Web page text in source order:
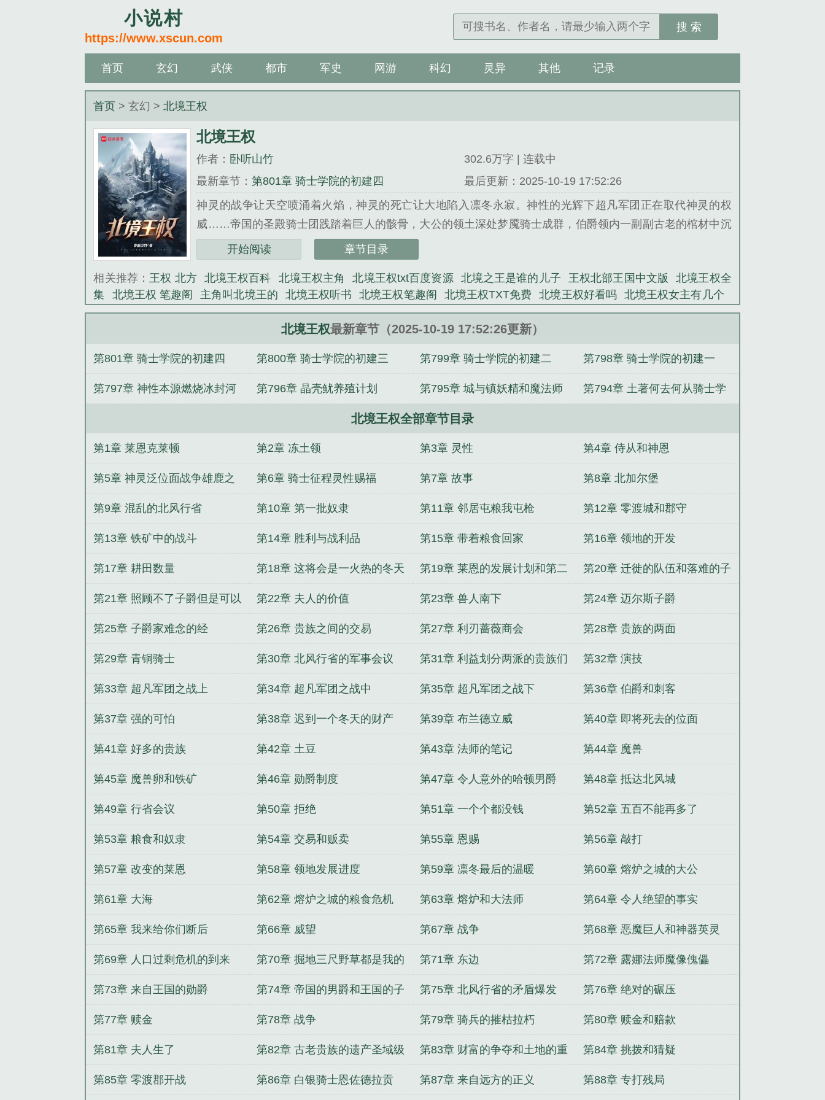
小说村
https://www.xscun.com
搜 索
首页 玄幻 武侠 都市 军史 网游 科幻 灵异 其他 记录
首页 > 玄幻 >北境王权
北境王权
作者： 卧听山竹
302.6万字 | 连载中
最新章节：第801章 骑士学院的初建四
最后更新：2025-10-19 17:52:26
神灵的战争让天空喷涌着火焰，神灵的死亡让大地陷入凛冬永寂。神性的光辉下超凡军团正在取代神灵的权
威……帝国的圣殿骑士团践踏着巨人的骸骨，大公的领土深处梦魇骑士成群，伯爵领内一副副古老的棺材中沉
睡着吸血鬼组成的军团灵性的认知中，莱恩开启了一扇扇通向异世界门户——当所有的贵族都在南方争论不
休，当无数的利益交织在南方的土地有人终于想起了从凛冬之风和飞雪覆盖的北境埋葬着数不尽的财富但是当
他前往北境的时候却发现这片冰冷的世界早已经拥有了主人他想要以自己大贵族的身份告诉那个领主的时
候……“你说你只是一个男爵？？？”他看着北境冰雪中的长城，也看着那雪原之上可怕的超凡军团无言...
开始阅读 章节目录
相关推荐：王权 北方 北境王权百科 北境王权主角 北境王权txt百度资源 北境之王是谁的儿子 王权北部王国中文版
北境王权全
集
北境王权 笔趣阁 主角叫北境王的 北境王权听书 北境王权笔趣阁 北境王权TXT免费 北境王权好看吗
北境王权女主有几个
北境王权在线阅读 北境王权大结局 北境王国 权游北境之王 北境王权笔趣阁免费阅读 北境王权免费 北境王权无删减版 北境王
北境王权人物详细介绍 北境王权笔趣阁无弹窗 北境王权起点
是谁 北境王权txt 北境王权百度百科 北境王权 txt 北境王权TXT奇书网 北境王权境界等级划分 北境王权全本免费阅读 北境王
电子书免费阅读 北境王权莱恩笔趣阁 北境镇北王 北境王权结局是什么 北境王权txt百度 北境王权 百度 王权北部扩张 北境王
王权北部王国无限金币 北境王权最新章节更新内容
北境王权无错 北境王权免费阅读无弹窗
版
北境王权地图 北境王权有几个女主 北境王权免费全文阅读 游戏王：主流出山，本地人都哭了 年代：发家从五亩水洼地开
嫩，赚钱忽悠她生娃 师兄，你好香啊！ 火影：宇智波的人生模拟器 仙秦：开局奖励祖龙血脉 那年夏天坏坏的 爵爷，夫人她披
第一法修 综影视之青凝游记
北境王权最新章节（2025-10-19 17:52:26更新）
第801章 骑士学院的初建四 第800章 骑士学院的初建三 第799章 骑士学院的初建二 第798章 骑士学院的初建一
第797章 神性本源燃烧冰封河 第796章 晶壳鱿养殖计划 第795章 城与镇妖精和魔法师
的乐子
第794章 土著何去何从骑士学
北境王权全部章节目录
第1章 莱恩克莱顿 第2章 冻土领 第3章 灵性 第4章 侍从和神恩
第5章 神灵泛位面战争雄鹿之
灵
第6章 骑士征程灵性赐福 第7章 故事 第8章 北加尔堡
第9章 混乱的北风行省 第10章 第一批奴隶 第11章 邻居屯粮我屯枪 第12章 零渡城和郡守
第13章 铁矿中的战斗 第14章 胜利与战利品 第15章 带着粮食回家 第16章 领地的开发
第17章 耕田数量 第18章 这将会是一火热的冬天 第19章 莱恩的发展计划和第二
次位面之门开启
第20章 迁徙的队伍和落难的子
爵
第21章 照顾不了子爵但是可以
照顾子爵夫人
第22章 夫人的价值 第23章 兽人南下 第24章 迈尔斯子爵
第25章 子爵家难念的经 第26章 贵族之间的交易 第27章 利刃蔷薇商会 第28章 贵族的两面
第29章 青铜骑士 第30章 北风行省的军事会议 第31章 利益划分两派的贵族们 第32章 演技
第33章 超凡军团之战上 第34章 超凡军团之战中 第35章 超凡军团之战下 第36章 伯爵和刺客
第37章 强的可怕 第38章 迟到一个冬天的财产 第39章 布兰德立威 第40章 即将死去的位面
第41章 好多的贵族 第42章 土豆 第43章 法师的笔记 第44章 魔兽
第45章 魔兽卵和铁矿 第46章 勋爵制度 第47章 令人意外的哈顿男爵 第48章 抵达北风城
第49章 行省会议 第50章 拒绝 第51章 一个个都没钱 第52章 五百不能再多了
第53章 粮食和奴隶 第54章 交易和贩卖 第55章 恩赐 第56章 敲打
第57章 改变的莱恩 第58章 领地发展进度 第59章 凛冬最后的温暖 第60章 熔炉之城的大公
第61章 大海 第62章 熔炉之城的粮食危机 第63章 熔炉和大法师 第64章 令人绝望的事实
第65章 我来给你们断后 第66章 威望 第67章 战争 第68章 恶魔巨人和神器英灵
第69章 人口过剩危机的到来 第70章 掘地三尺野草都是我的
财富
第71章 东边 第72章 露娜法师魔像傀儡
第73章 来自王国的勋爵 第74章 帝国的男爵和王国的子
爵的交易
第75章 北风行省的矛盾爆发 第76章 绝对的碾压
第77章 赎金 第78章 战争 第79章 骑兵的摧枯拉朽 第80章 赎金和赔款
第81章 夫人生了 第82章 古老贵族的遗产圣域级
别的骑士战技
第83章 财富的争夺和土地的重
新划分
第84章 挑拨和猜疑
第85章 零渡郡开战 第86章 白银骑士恩佐德拉贡 第87章 来自远方的正义 第88章 专打残局